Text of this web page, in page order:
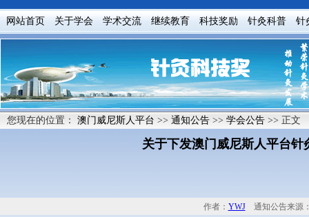
网站首页 关于学会 学术交流 继续教育 科技奖励 针灸科普 针
您现在的位置： 澳门威尼斯人平台 >> 通知公告 >> 学会公告 >> 正文
关于下发澳门威尼斯人平台
作者： YWJ通知公告来源